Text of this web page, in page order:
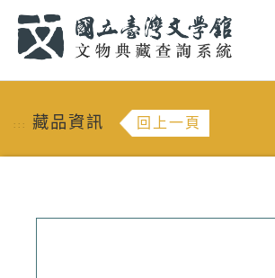
::: 藏品資訊 回上一頁